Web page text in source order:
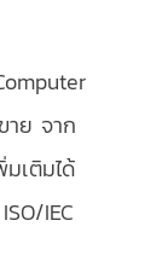
าย จาก
เติมได้
IEC